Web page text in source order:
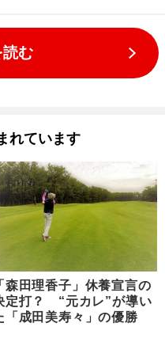
む
れています
森田理香子」休養宣言の
定打？ “元カレ”が導い
「成田美寿々」の優勝